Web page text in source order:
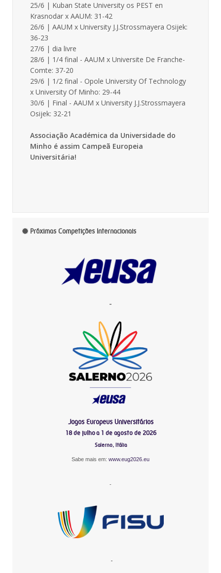
25/6 | Kuban State University os PEST en
Krasnodar x AAUM: 31-42
26/6 | AAUM x University J.J.Strossmayera Osijek:
36-23
27/6 | dia livre
28/6 | 1/4 final - AAUM x Universite De Franche-
Comte: 37-20
29/6 | 1/2 final - Opole University Of Technology
x University Of Minho: 29-44
30/6 | Final - AAUM x University J.J.Strossmayera
Osijek: 32-21
Associação Académica da Universidade do
Minho é assim Campeã Europeia
Universitária!
Próximas Competições Internacionais
-
Jogos Europeus Universitários
18 de julho a 1 de agosto de 2026
Salerno, Itália
Sabe mais em: www.eug2026.eu
-
-